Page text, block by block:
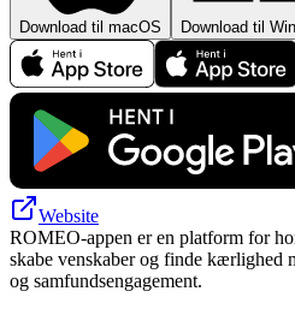
Download til macOS Download til
Website
ROMEO-appen er en platform for
skabe venskaber og finde kærlighed
og samfundsengagement.